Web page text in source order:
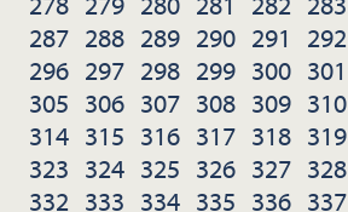
287 288 289 290 291 292
296 297 298 299 300 301
305 306 307 308 309 310
314 315 316 317 318 319
323 324 325 326 327 328
332 333 334 335 336 337